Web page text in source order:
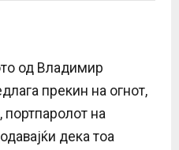
од Владимир
прекин на огнот,
портпаролот на
дека тоа